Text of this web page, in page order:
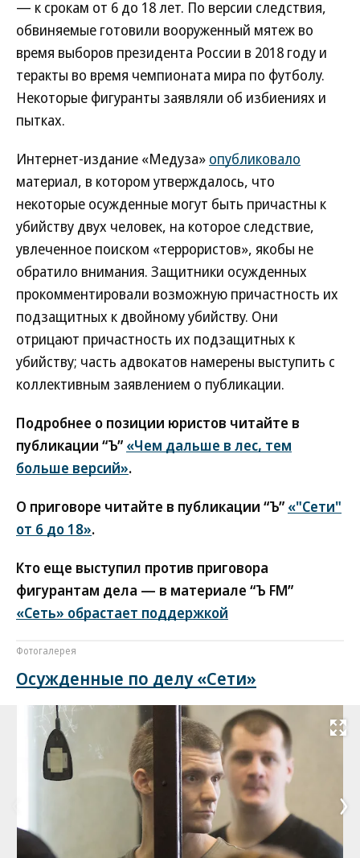
— к срокам от 6 до 18 лет. По версии следствия,
обвиняемые готовили вооруженный мятеж во
время выборов президента России в 2018 году и
теракты во время чемпионата мира по футболу.
Некоторые фигуранты заявляли об избиениях и
пытках.
Интернет-издание «Медуза» опубликовало
материал, в котором утверждалось, что
некоторые осужденные могут быть причастны к
убийству двух человек, на которое следствие,
увлеченное поиском «террористов», якобы не
обратило внимания. Защитники осужденных
прокомментировали возможную причастность их
подзащитных к двойному убийству. Они
отрицают причастность их подзащитных к
убийству; часть адвокатов намерены выступить с
коллективным заявлением о публикации.
Подробнее о позиции юристов читайте в
публикации “Ъ” «Чем дальше в лес, тем
больше версий».
О приговоре читайте в публикации “Ъ” «"Сети"
от 6 до 18».
Кто еще выступил против приговора
фигурантам дела — в материале “Ъ FM”
«Сеть» обрастает поддержкой
Фотогалерея
Осужденные по делу «Сети»
Развернуть